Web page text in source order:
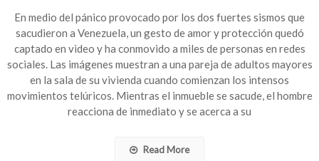
medio
del
terror:
así
protegió
adulto
mayor
a
durante
En medio del pánico provocado por los dos fuertes sismos que
sacudieron a Venezuela, un gesto de amor y protección quedó
captado en video y ha conmovido a miles de personas en redes
sociales. Las imágenes muestran a una pareja de adultos mayores
en la sala de su vivienda cuando comienzan los intensos
movimientos telúricos. Mientras el inmueble se sacude, el hombre
reacciona de inmediato y se acerca a su
Read More